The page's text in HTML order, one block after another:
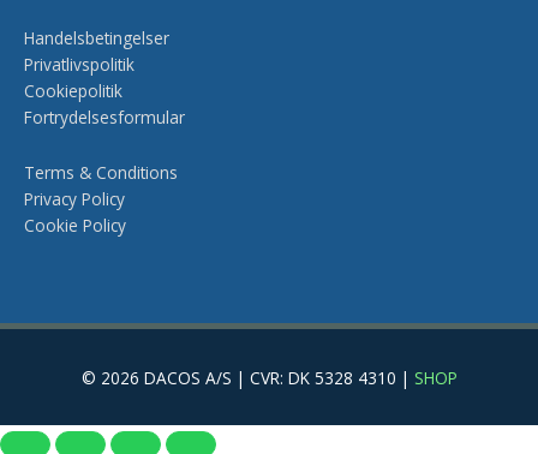
Handelsbetingelser
Privatlivspolitik
Cookiepolitik
Fortrydelsesformular
Terms & Conditions
Privacy Policy
Cookie Policy
© 2026 DACOS A/S | CVR: DK 5328 4310 | SHOP